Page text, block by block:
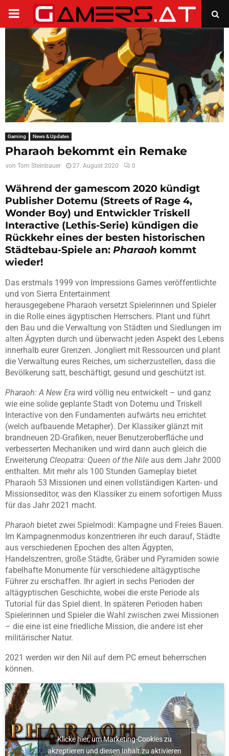
PRIMARY
MENU
Gaming News & Updates
Pharaoh bekommt ein Remake
von Tom Steinbauer 27. August 2020 0
Während der gamescom 2020 kündigt
Publisher Dotemu (Streets of Rage 4,
Wonder Boy) und Entwickler Triskell
Interactive (Lethis-Serie) kündigen die
Rückkehr eines der besten historischen
Städtebau-Spiele an: Pharaoh kommt
wieder!
Das erstmals 1999 von Impressions Games veröffentlichte
und von Sierra Entertainment
herausgegebene Pharaoh versetzt Spielerinnen und Spieler
in die Rolle eines ägyptischen Herrschers. Plant und führt
den Bau und die Verwaltung von Städten und Siedlungen im
alten Ägypten durch und überwacht jeden Aspekt des Lebens
innerhalb eurer Grenzen. Jongliert mit Ressourcen und plant
die Verwaltung eures Reiches, um sicherzustellen, dass die
Bevölkerung satt, beschäftigt, gesund und geschützt ist.
Pharaoh: A New Era wird völlig neu entwickelt – und ganz
wie eine solide geplante Stadt von Dotemu und Triskell
Interactive von den Fundamenten aufwärts neu errichtet
(welch aufbauende Metapher). Der Klassiker glänzt mit
brandneuen 2D-Grafiken, neuer Benutzeroberfläche und
verbesserten Mechaniken und wird dann auch gleich die
Erweiterung Cleopatra: Queen of the Nile aus dem Jahr 2000
enthalten. Mit mehr als 100 Stunden Gameplay bietet
Pharaoh 53 Missionen und einen vollständigen Karten- und
Missionseditor, was den Klassiker zu einem sofortigen Muss
für das Jahr 2021 macht.
Pharaoh bietet zwei Spielmodi: Kampagne und Freies Bauen.
Im Kampagnenmodus konzentrieren ihr euch darauf, Städte
aus verschiedenen Epochen des alten Ägypten,
Handelszentren, große Städte, Gräber und Pyramiden sowie
fabelhafte Monumente für verschiedene altägyptische
Führer zu erschaffen. Ihr agiert in sechs Perioden der
altägyptischen Geschichte, wobei die erste Periode als
Tutorial für das Spiel dient. In späteren Perioden haben
Spielerinnen und Spieler die Wahl zwischen zwei Missionen
– die eine ist eine friedliche Mission, die andere ist eher
militärischer Natur.
2021 werden wir den Nil auf dem PC erneut beherrschen
können.
Klicke hier, um Marketing-Cookies zu
akzeptieren und diesen Inhalt zu aktivieren